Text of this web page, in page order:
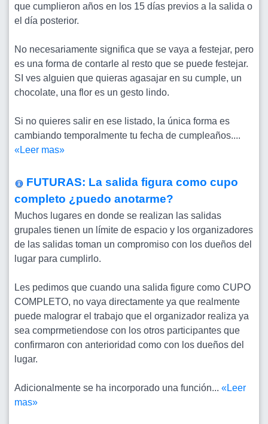
que cumplieron años en los 15 días previos a la salida o
el día posterior.
No necesariamente significa que se vaya a festejar, pero
es una forma de contarle al resto que se puede festejar.
SI ves alguien que quieras agasajar en su cumple, un
chocolate, una flor es un gesto lindo.
Si no quieres salir en ese listado, la única forma es
cambiando temporalmente tu fecha de cumpleaños....
«Leer mas»
FUTURAS: La salida figura como cupo
completo ¿puedo anotarme?
Muchos lugares en donde se realizan las salidas
grupales tienen un límite de espacio y los organizadores
de las salidas toman un compromiso con los dueños del
lugar para cumplirlo.
Les pedimos que cuando una salida figure como CUPO
COMPLETO, no vaya directamente ya que realmente
puede malograr el trabajo que el organizador realiza ya
sea comprmetiendose con los otros participantes que
confirmaron con anterioridad como con los dueños del
lugar.
Adicionalmente se ha incorporado una función... «Leer
mas»